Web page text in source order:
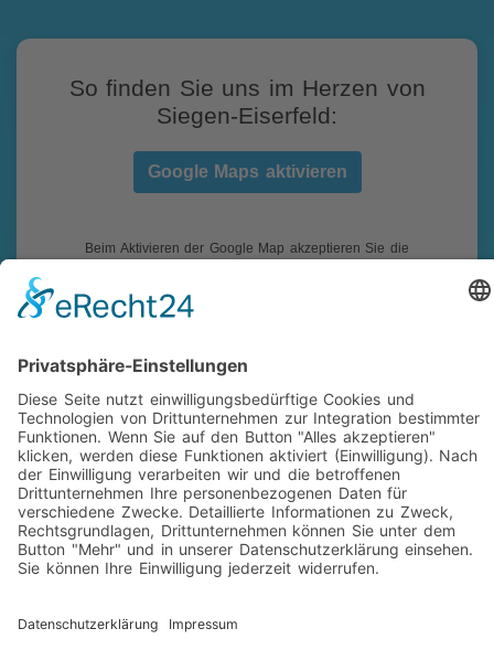
So finden Sie uns im Herzen von
Siegen-Eiserfeld:
Google Maps aktivieren
Beim Aktivieren der Google Map akzeptieren Sie die
https://www.google.de/intl/de/policies/privacy/
Impressum| Datenschutz|Folgen Sie uns auf Facebook!
Social-Media Datenschutz
reikotec. Computer & Service ist ihr Fachmann für
Firmenbetreuung in Siegen-Eiserfeld und Umgebung.